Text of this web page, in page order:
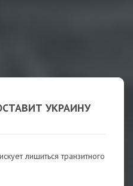
УКРАИНУ
лишиться транзитного